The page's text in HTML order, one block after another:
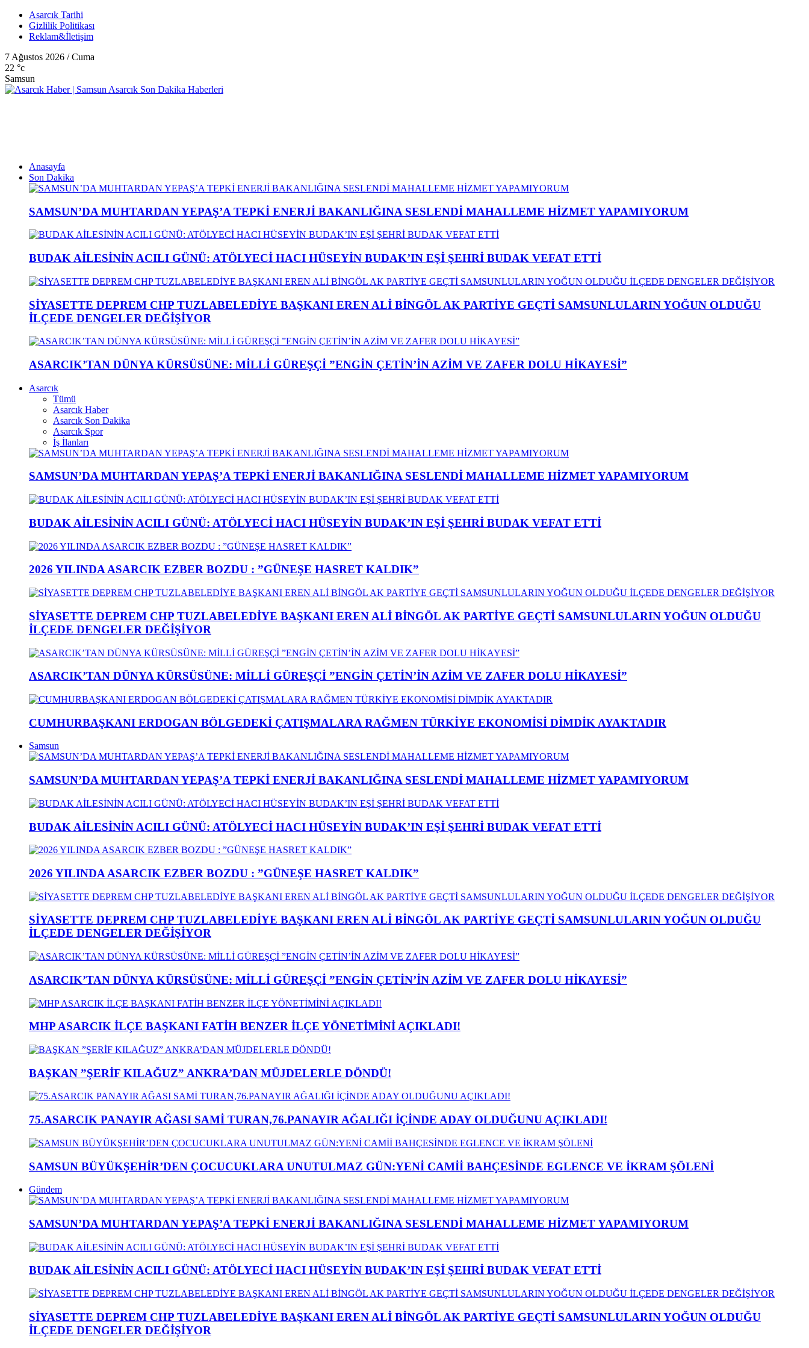
Asarcık Tarihi
Gizlilik Politikası
Reklam&İletişim
7 Ağustos 2026 / Cuma
22 °c
Samsun
Anasayfa
Son Dakika
SAMSUN’DA MUHTARDAN YEPAŞ’A TEPKİ ENERJİ BAKANLIĞINA SESLENDİ MAHALLEME HİZMET YAPAMIYORUM
BUDAK AİLESİNİN ACILI GÜNÜ: ATÖLYECİ HACI HÜSEYİN BUDAK’IN EŞİ ŞEHRİ BUDAK VEFAT ETTİ
SİYASETTE DEPREM CHP TUZLABELEDİYE BAŞKANI EREN ALİ BİNGÖL AK PARTİYE GEÇTİ SAMSUNLULARIN YOĞUN OLDUĞU
İLÇEDE DENGELER DEĞİŞİYOR
ASARCIK’TAN DÜNYA KÜRSÜSÜNE: MİLLİ GÜREŞÇİ ”ENGİN ÇETİN’İN AZİM VE ZAFER DOLU HİKAYESİ”
Asarcık
Tümü
Asarcık Haber
Asarcık Son Dakika
Asarcık Spor
İş İlanları
SAMSUN’DA MUHTARDAN YEPAŞ’A TEPKİ ENERJİ BAKANLIĞINA SESLENDİ MAHALLEME HİZMET YAPAMIYORUM
BUDAK AİLESİNİN ACILI GÜNÜ: ATÖLYECİ HACI HÜSEYİN BUDAK’IN EŞİ ŞEHRİ BUDAK VEFAT ETTİ
2026 YILINDA ASARCIK EZBER BOZDU : ”GÜNEŞE HASRET KALDIK”
SİYASETTE DEPREM CHP TUZLABELEDİYE BAŞKANI EREN ALİ BİNGÖL AK PARTİYE GEÇTİ SAMSUNLULARIN YOĞUN OLDUĞU
İLÇEDE DENGELER DEĞİŞİYOR
ASARCIK’TAN DÜNYA KÜRSÜSÜNE: MİLLİ GÜREŞÇİ ”ENGİN ÇETİN’İN AZİM VE ZAFER DOLU HİKAYESİ”
CUMHURBAŞKANI ERDOGAN BÖLGEDEKİ ÇATIŞMALARA RAĞMEN TÜRKİYE EKONOMİSİ DİMDİK AYAKTADIR
Samsun
SAMSUN’DA MUHTARDAN YEPAŞ’A TEPKİ ENERJİ BAKANLIĞINA SESLENDİ MAHALLEME HİZMET YAPAMIYORUM
BUDAK AİLESİNİN ACILI GÜNÜ: ATÖLYECİ HACI HÜSEYİN BUDAK’IN EŞİ ŞEHRİ BUDAK VEFAT ETTİ
2026 YILINDA ASARCIK EZBER BOZDU : ”GÜNEŞE HASRET KALDIK”
SİYASETTE DEPREM CHP TUZLABELEDİYE BAŞKANI EREN ALİ BİNGÖL AK PARTİYE GEÇTİ SAMSUNLULARIN YOĞUN OLDUĞU
İLÇEDE DENGELER DEĞİŞİYOR
ASARCIK’TAN DÜNYA KÜRSÜSÜNE: MİLLİ GÜREŞÇİ ”ENGİN ÇETİN’İN AZİM VE ZAFER DOLU HİKAYESİ”
MHP ASARCIK İLÇE BAŞKANI FATİH BENZER İLÇE YÖNETİMİNİ AÇIKLADI!
BAŞKAN ”ŞERİF KILAĞUZ” ANKRA’DAN MÜJDELERLE DÖNDÜ!
75.ASARCIK PANAYIR AĞASI SAMİ TURAN,76.PANAYIR AĞALIĞI İÇİNDE ADAY OLDUĞUNU AÇIKLADI!
SAMSUN BÜYÜKŞEHİR’DEN ÇOCUCUKLARA UNUTULMAZ GÜN:YENİ CAMİİ BAHÇESİNDE EGLENCE VE İKRAM ŞÖLENİ
Gündem
SAMSUN’DA MUHTARDAN YEPAŞ’A TEPKİ ENERJİ BAKANLIĞINA SESLENDİ MAHALLEME HİZMET YAPAMIYORUM
BUDAK AİLESİNİN ACILI GÜNÜ: ATÖLYECİ HACI HÜSEYİN BUDAK’IN EŞİ ŞEHRİ BUDAK VEFAT ETTİ
SİYASETTE DEPREM CHP TUZLABELEDİYE BAŞKANI EREN ALİ BİNGÖL AK PARTİYE GEÇTİ SAMSUNLULARIN YOĞUN OLDUĞU
İLÇEDE DENGELER DEĞİŞİYOR